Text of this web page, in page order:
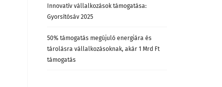
Innovatív vállalkozások támogatása:
Gyorsítósáv 2025
50% támogatás megújuló energiára és
tárolásra vállalkozásoknak, akár 1 Mrd Ft
támogatás